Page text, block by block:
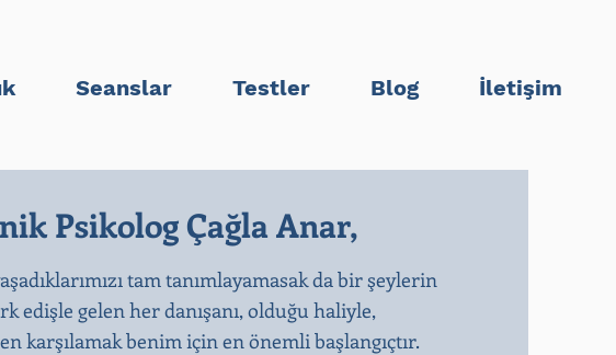
Seanslar Testler Blog İletişim
Psikolog Çağla Anar,
tam tanımlayamasak da bir şeylerin
edişle gelen her danışanı, olduğu haliyle,
karşılamak benim için en önemli başlangıçtır.​